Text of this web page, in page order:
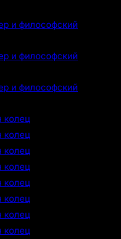
и философский
и философский
и философский
колец
колец
колец
колец
колец
колец
колец
колец